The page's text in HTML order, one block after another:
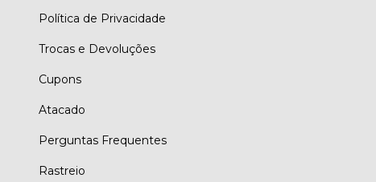
Política de Privacidade
Trocas e Devoluções
Cupons
Atacado
Perguntas Frequentes
Rastreio